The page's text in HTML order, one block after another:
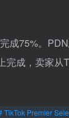
成75%。
完成，卖家从
TikTok Premier